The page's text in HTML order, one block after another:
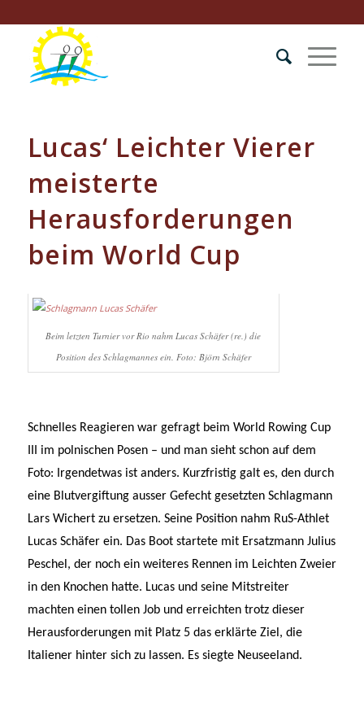
Lucas‘ Leichter Vierer
meisterte
Herausforderungen
beim World Cup
Beim letzten Turnier vor Rio nahm Lucas Schäfer (re.) die
Position des Schlagmannes ein. Foto: Björn Schäfer
Schnelles Reagieren war gefragt beim World Rowing Cup
III im polnischen Posen – und man sieht schon auf dem
Foto: Irgendetwas ist anders. Kurzfristig galt es, den durch
eine Blutvergiftung ausser Gefecht gesetzten Schlagmann
Lars Wichert zu ersetzen. Seine Position nahm RuS-Athlet
Lucas Schäfer ein. Das Boot startete mit Ersatzmann Julius
Peschel, der noch ein weiteres Rennen im Leichten Zweier
in den Knochen hatte. Lucas und seine Mitstreiter
machten einen tollen Job und erreichten trotz dieser
Herausforderungen mit Platz 5 das erklärte Ziel, die
Italiener hinter sich zu lassen. Es siegte Neuseeland.